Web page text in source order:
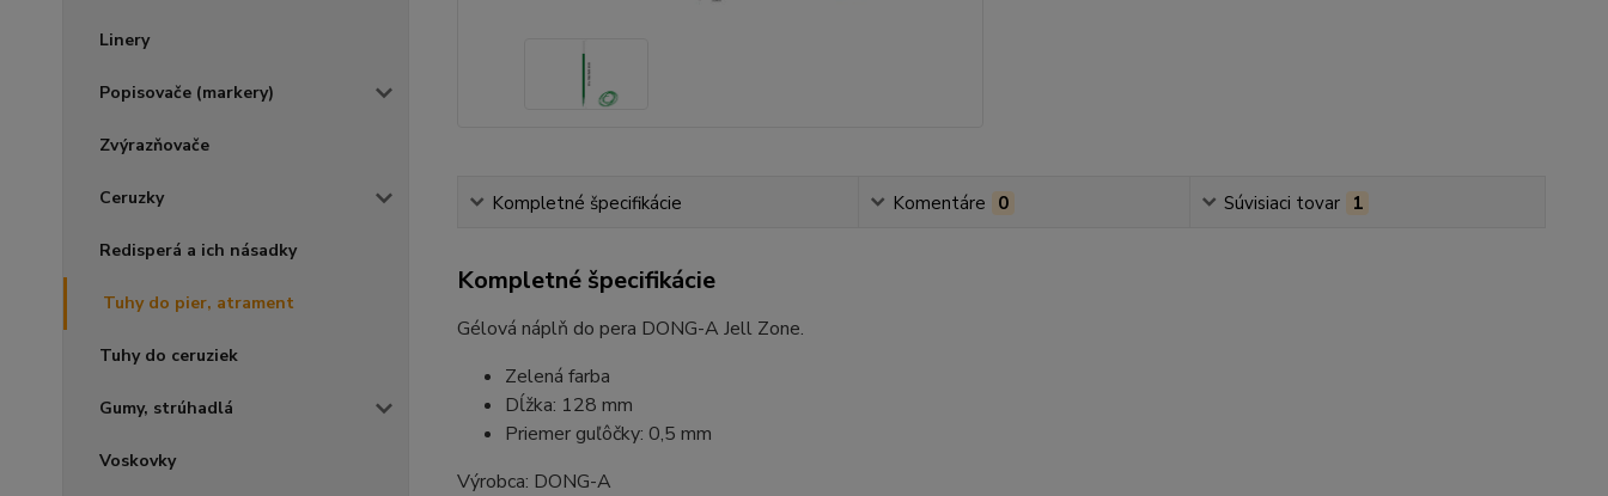
Linery
Popisovače (markery)
Zvýrazňovače
Ceruzky
Redisperá a ich násadky
Tuhy do pier, atrament
Tuhy do ceruziek
Gumy, strúhadlá
Voskovky
Kompletné špecifikácie Komentáre 0 Súvisiaci tovar 1
Kompletné špecifikácie
Gélová náplň do pera DONG-A Jell Zone.
Zelená farba
Dĺžka: 128 mm
Priemer guľôčky: 0,5 mm
Výrobca: DONG-A